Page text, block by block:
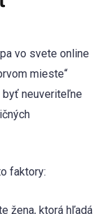
vo svete online
mieste“
byť neuveriteľne
faktory:
žena, ktorá hľadá